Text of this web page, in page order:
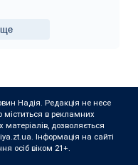
ще
Надія. Редакція не несе
міститься в рекламних
дозволяється
Інформація на сайті
осіб віком 21+.